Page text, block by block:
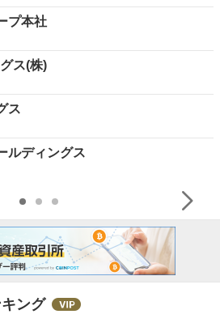
プ本社
ス(株)
ス
ルディングス
ング